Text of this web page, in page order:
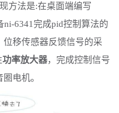
方法是:在桌面端编写
6341完成pid控制算法的
移传感器反馈信号的采
功率放大器，完成控制信号
电机。